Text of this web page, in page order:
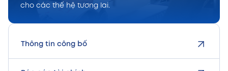
cho các thế hệ tương lai.
Thông tin công bố